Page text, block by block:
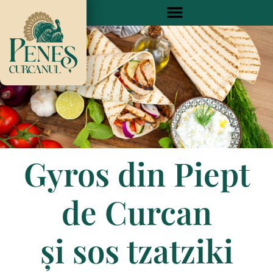
content
Gyros din Piept
de Curcan
și sos tzatziki